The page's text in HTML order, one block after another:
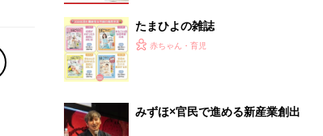
離乳食はいつから？進め方は？「たまひよ きほんの離
授乳の悩みや初めての離乳食作りに役立つ